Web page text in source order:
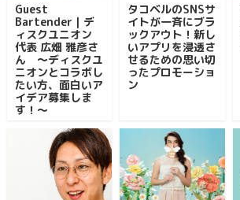
Guest
Bartender｜デ
ィスクユニオン
代表 広畑 雅彦さ
ん ～ディスクユ
ニオンとコラボし
たい方、面白いア
イデア募集しま
す！～
タコベルのSNSサ
イトが一斉にブラ
ックアウト！新し
いアプリを浸透さ
せるための思い切
ったプロモーショ
ン